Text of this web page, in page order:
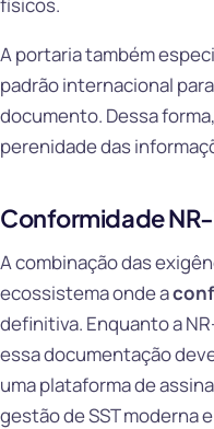
A portaria também
padrão internacional
documento. Dessa
perenidade das
Conformidade NR-
A combinação das
ecossistema onde a
definitiva. Enquanto a
essa documentação
uma plataforma de
gestão de SST moderna